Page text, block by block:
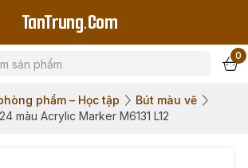
TanTrung.Com
0
phẩm – Học tập
Bút màu vẽ
màu Acrylic Marker M6131 L12